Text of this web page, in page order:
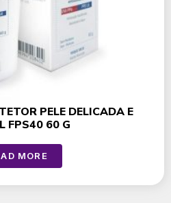
PELE DELICADA E
FPS40 60 G
MORE